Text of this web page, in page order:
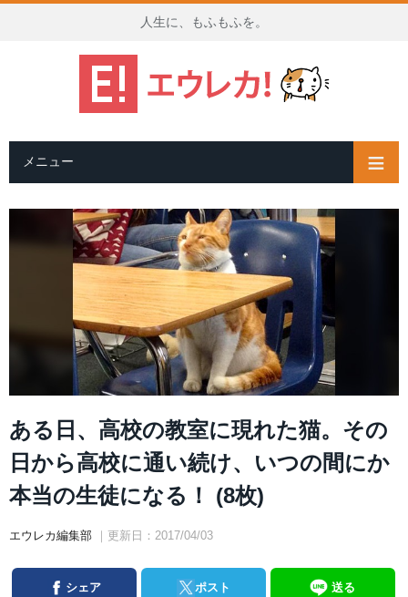
人生に、もふもふを。
メニュー
ある日、高校の教室に現れた猫。その
日から高校に通い続け、いつの間にか
本当の生徒になる！ (8枚)
エウレカ編集部 ｜更新日：2017/04/03
Facebook
シェア Twitterポスト 送る